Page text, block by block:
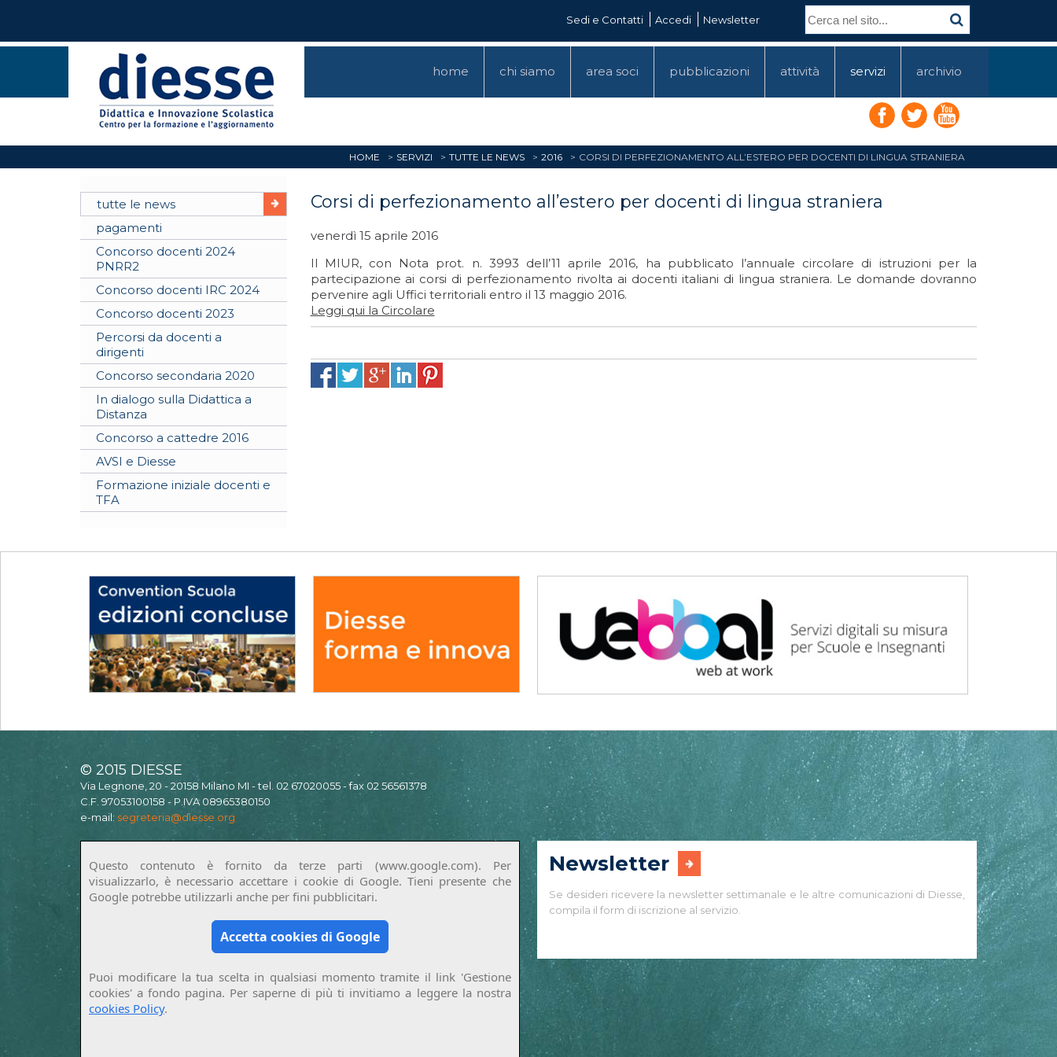
Sedi e Contatti Accedi Newsletter
home chi siamo area soci pubblicazioni attività servizi archivio
HOME SERVIZI TUTTE LE NEWS 2016 CORSI DI PERFEZIONAMENTO ALL’ESTERO PER DOCENTI DI LINGUA STRANIERA
tutte le news
pagamenti
Concorso docenti 2024
PNRR2
Concorso docenti IRC 2024
Concorso docenti 2023
Percorsi da docenti a
dirigenti
Concorso secondaria 2020
In dialogo sulla Didattica a
Distanza
Concorso a cattedre 2016
AVSI e Diesse
Formazione iniziale docenti e
TFA
Corsi di perfezionamento all’estero per docenti di lingua straniera
venerdì 15 aprile 2016
Il MIUR, con Nota prot. n. 3993 dell’11 aprile 2016, ha pubblicato l’annuale circolare di istruzioni per la
partecipazione ai corsi di perfezionamento rivolta ai docenti italiani di lingua straniera. Le domande dovranno
pervenire agli Uffici territoriali entro il 13 maggio 2016.
Leggi qui la Circolare
© 2015 DIESSE
Via Legnone, 20 - 20158 Milano MI - tel. 02 67020055 - fax 02 56561378
C.F. 97053100158 - P.IVA 08965380150
e-mail: segreteria@diesse.org
Questo contenuto è fornito da terze parti (www.google.com). Per
visualizzarlo, è necessario accettare i cookie di Google. Tieni presente che
Google potrebbe utilizzarli anche per fini pubblicitari.
Accetta cookies di Google
Puoi modificare la tua scelta in qualsiasi momento tramite il link 'Gestione
cookies' a fondo pagina. Per saperne di più ti invitiamo a leggere la nostra
cookies Policy.
Newsletter
Se desideri ricevere la newsletter settimanale e le altre comunicazioni di Diesse,
compila il form di iscrizione al servizio.